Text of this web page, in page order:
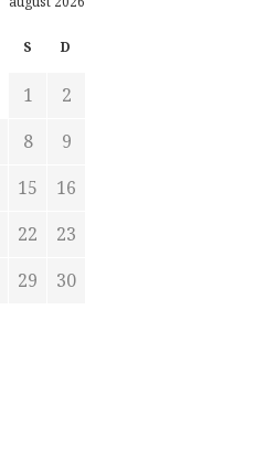
S D
1
2
8
9
15
16
22
23
29
30